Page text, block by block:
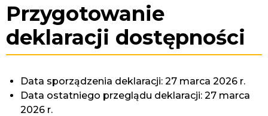
Przygotowanie
deklaracji dostępności
Data sporządzenia deklaracji: 27 marca 2026 r.
Data ostatniego przeglądu deklaracji: 27 marca
2026 r.